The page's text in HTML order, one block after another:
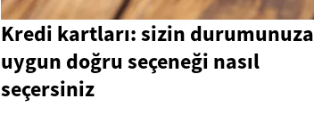
Kredi kartları: sizin durumunuza
uygun doğru seçeneği nasıl
seçersiniz